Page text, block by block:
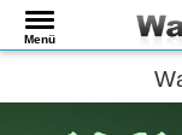
Menü